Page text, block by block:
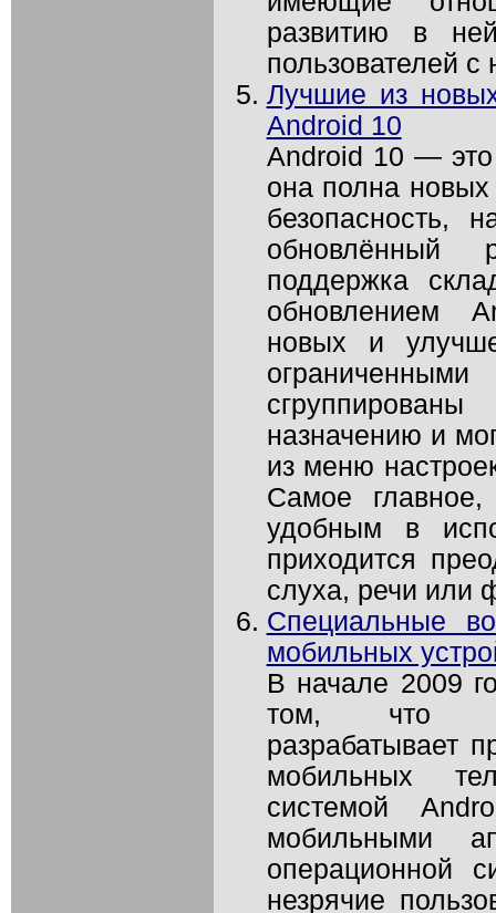
развитию в
пользователей
Лучшие из
Android 10
Android 10 —
она полна
безопасность,
обновлённый
поддержка
обновлением
новых и
назначению и
из меню
Самое
удобным в
приходится
слуха, речи или
Специальные
мобильных
В начале 2009
том, что
разрабатывает
мобильных
системой
мобильными
операционной
незрячие